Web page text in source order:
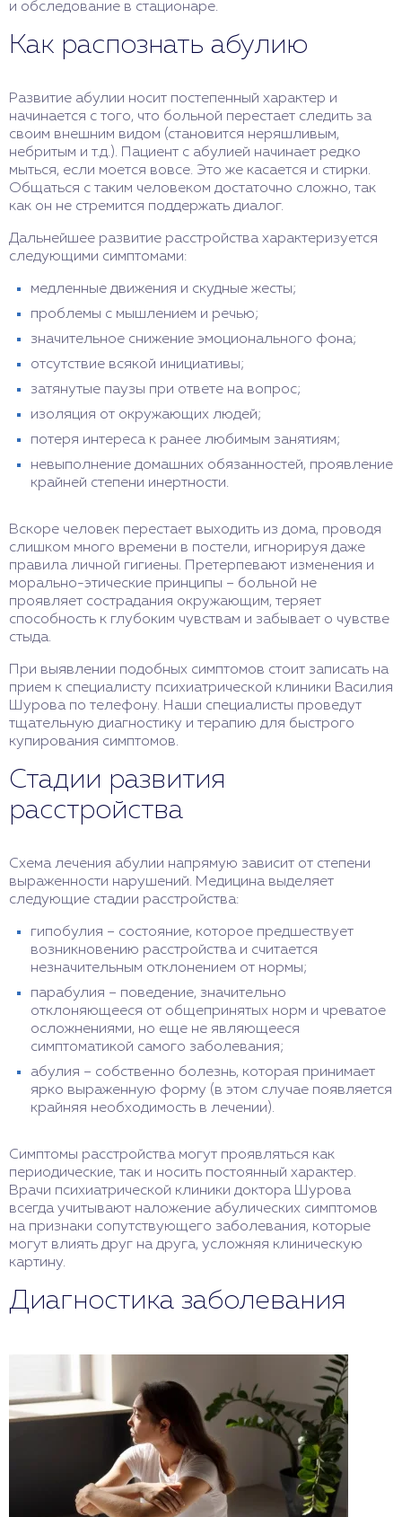
и обследование в стационаре.
Как распознать абулию
Развитие абулии носит постепенный характер и
начинается с того, что больной перестает следить за
своим внешним видом (становится неряшливым,
небритым и т.д.). Пациент с абулией начинает редко
мыться, если моется вовсе. Это же касается и стирки.
Общаться с таким человеком достаточно сложно, так
как он не стремится поддержать диалог.
Дальнейшее развитие расстройства характеризуется
следующими симптомами:
медленные движения и скудные жесты;
проблемы с мышлением и речью;
значительное снижение эмоционального фона;
отсутствие всякой инициативы;
затянутые паузы при ответе на вопрос;
изоляция от окружающих людей;
потеря интереса к ранее любимым занятиям;
невыполнение домашних обязанностей, проявление
крайней степени инертности.
Вскоре человек перестает выходить из дома, проводя
слишком много времени в постели, игнорируя даже
правила личной гигиены. Претерпевают изменения и
морально-этические принципы – больной не
проявляет сострадания окружающим, теряет
способность к глубоким чувствам и забывает о чувстве
стыда.
При выявлении подобных симптомов стоит записать на
прием к специалисту психиатрической клиники Василия
Шурова по телефону. Наши специалисты проведут
тщательную диагностику и терапию для быстрого
купирования симптомов.
Стадии развития
расстройства
Схема лечения абулии напрямую зависит от степени
выраженности нарушений. Медицина выделяет
следующие стадии расстройства:
гипобулия – состояние, которое предшествует
возникновению расстройства и считается
незначительным отклонением от нормы;
парабулия – поведение, значительно
отклоняющееся от общепринятых норм и чреватое
осложнениями, но еще не являющееся
симптоматикой самого заболевания;
абулия – собственно болезнь, которая принимает
ярко выраженную форму (в этом случае появляется
крайняя необходимость в лечении).
Симптомы расстройства могут проявляться как
периодические, так и носить постоянный характер.
Врачи психиатрической клиники доктора Шурова
всегда учитывают наложение абулических симптомов
на признаки сопутствующего заболевания, которые
могут влиять друг на друга, усложняя клиническую
картину.
Диагностика заболевания